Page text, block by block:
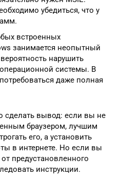
убедиться, что у
встроенных
занимается неопытный
нарушить
системы. В
даже полная
сделать вывод: если вы не
браузером, лучшим
его, а установить
в интернете. Но если вы
предустановленного
инструкции.